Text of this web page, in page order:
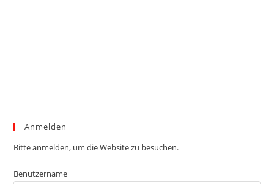
Anmelden
Bitte anmelden, um die Website zu besuchen.
Benutzername